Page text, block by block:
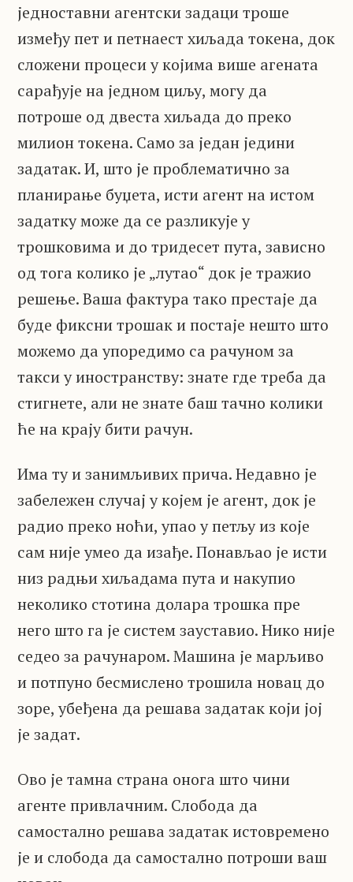
једноставни агентски задаци троше
између пет и петнаест хиљада токена, док
сложени процеси у којима више агената
сарађује на једном циљу, могу да
потроше од двеста хиљада до преко
милион токена. Само за један једини
задатак. И, што је проблематично за
планирање буџета, исти агент на истом
задатку може да се разликује у
трошковима и до тридесет пута, зависно
од тога колико је „лутао“ док је тражио
решење. Ваша фактура тако престаје да
буде фиксни трошак и постаје нешто што
можемо да упоредимо са рачуном за
такси у иностранству: знате где треба да
стигнете, али не знате баш тачно колики
ће на крају бити рачун.
Има ту и занимљивих прича. Недавно је
забележен случај у којем је агент, док је
радио преко ноћи, упао у петљу из које
сам није умео да изађе. Понављао је исти
низ радњи хиљадама пута и накупио
неколико стотина долара трошка пре
него што га је систем зауставио. Нико није
седео за рачунаром. Машина је марљиво
и потпуно бесмислено трошила новац до
зоре, убеђена да решава задатак који јој
је задат.
Ово је тамна страна онога што чини
агенте привлачним. Слобода да
самостално решава задатак истовремено
је и слобода да самостално потроши ваш